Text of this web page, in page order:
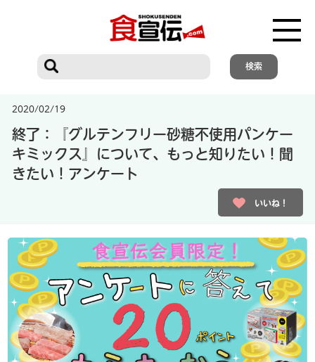
2020/02/19
終了：『グルテンフリー砂糖不使用パンケー
キミックス』について、もっと知りたい！聞
きたい！アンケート
いいね！